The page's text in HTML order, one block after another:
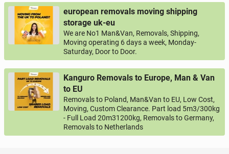
european removals moving shipping
storage uk-eu
We are No1 Man&Van, Removals, Shipping,
Moving operating 6 days a week, Monday-
Saturday, Door to Door.
Kanguro Removals to Europe, Man & Van
to EU
Removals to Poland, Man&Van to EU, Low Cost,
Moving, Custom Clearance. Part load 5m3/300kg
- Full Load 20m31200kg, Removals to Germany,
Removals to Netherlands